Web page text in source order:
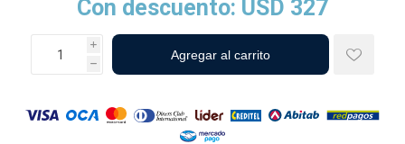
Con descuento: USD 327
i
h